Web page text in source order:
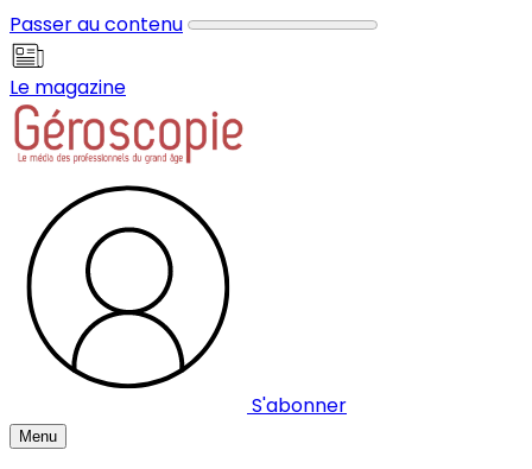
Passer au contenu
Le magazine
S'abonner
Menu
Panneau de gestion des cookies